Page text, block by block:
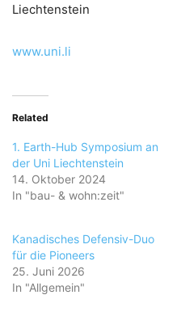
Liechtenstein
www.uni.li
Related
1. Earth-Hub Symposium an
der Uni Liechtenstein
14. Oktober 2024
In "bau- & wohn:zeit"
Kanadisches Defensiv-Duo
für die Pioneers
25. Juni 2026
In "Allgemein"